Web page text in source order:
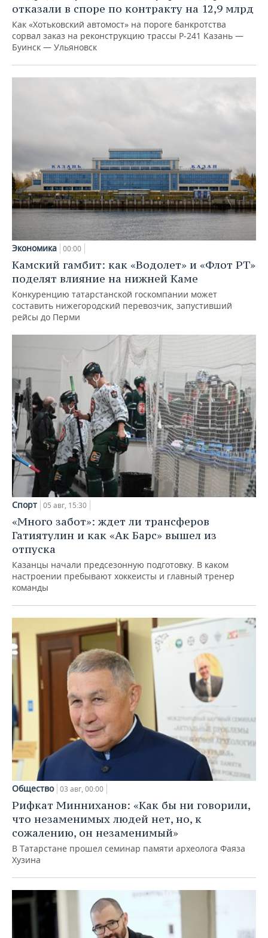
отказали в споре по контракту на 12,9 млрд
Как «Хотьковский автомост» на пороге банкротства
сорвал заказ на реконструкцию трассы Р‑241 Казань —
Буинск — Ульяновск
Экономика 00:00
Камский гамбит: как «Водолет» и «Флот РТ»
поделят влияние на нижней Каме
Конкуренцию татарстанской госкомпании может
составить нижегородский перевозчик, запустивший
рейсы до Перми
Спорт 05 авг, 15:30
«Много забот»: ждет ли трансферов
Гатиятулин и как «Ак Барс» вышел из
отпуска
Казанцы начали предсезонную подготовку. В каком
настроении пребывают хоккеисты и главный тренер
команды
Общество 03 авг, 00:00
Рифкат Минниханов: «Как бы ни говорили,
что незаменимых людей нет, но, к
сожалению, он незаменимый»
В Татарстане прошел семинар памяти археолога Фаяза
Хузина